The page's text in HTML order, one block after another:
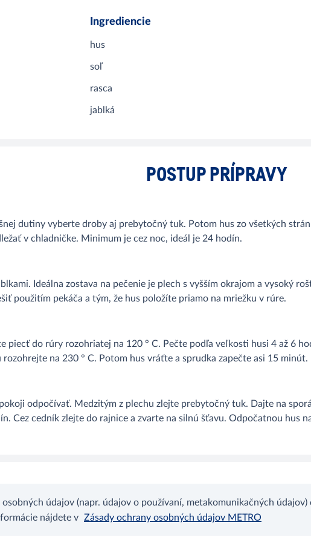
Ingrediencie
hus
soľ
rasca
jablká
POSTUP PRÍPRAVY
dutiny vyberte droby aj prebytočný tuk. Potom hus zo všetkých
v chladničke. Minimum je cez noc, ideál je 24 hodín.
Ideálna zostava na pečenie je plech s vyšším okrajom a vysoký
použitím pekáča a tým, že hus položíte priamo na mriežku v rúre.
piecť do rúry rozohriatej na 120 ° C. Pečte podľa veľkosti husi 4 až 6
na 230 ° C. Potom hus vráťte a sprudka zapečte asi 15 minút.
odpočívať. Medzitým z plechu zlejte prebytočný tuk. Dajte na
Cez cedník zlejte do rajnice a zvarte na silnú šťavu. Odpočatnou hus
údajov (napr. údajov o používaní, metakomunikačných
nájdete v Zásady ochrany osobných údajov METRO